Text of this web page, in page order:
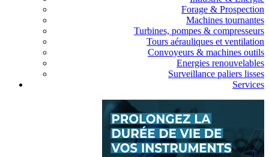
Forage & Prospection
Machines tournantes
Turbines, pompes & compresseurs
Tours aérauliques et ventilation
Convoyeurs & machines outils
Energies renouvelables
Surveillance paliers lisses
Services